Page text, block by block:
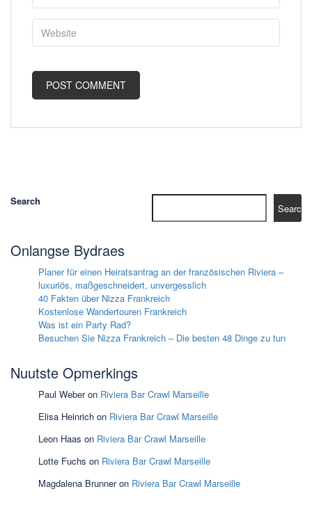
Search
Search
Onlangse Bydraes
Planer für einen Heiratsantrag an der französischen Riviera –
luxuriös, maßgeschneidert, unvergesslich
40 Fakten über Nizza Frankreich
Kostenlose Wandertouren Frankreich
Was ist ein Party Rad?
Besuchen Sie Nizza Frankreich – Die besten 48 Dinge zu tun
Nuutste Opmerkings
Paul Weberon Riviera Bar Crawl Marseille
Elisa Heinrich on Riviera Bar Crawl Marseille
Leon Haas on Riviera Bar Crawl Marseille
Lotte Fuchs on Riviera Bar Crawl Marseille
Magdalena Brunneron Riviera Bar Crawl Marseille